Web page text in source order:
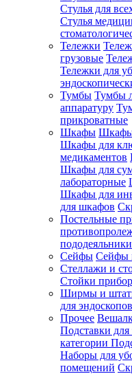
Стулья для
Стулья
Тележки
грузовые
Тележки для
Тумбы Тумбы
аппаратуру
прикроватные
Шкафы
Шкафы для
медикаментов
Шкафы для
лабораторные
Шкафы для
для шкафов
Постельные
пододеяльники
Сейфы Сейфы
Стеллажи и
Стойки
Ширмы и
для эндоскопов
Прочее
Подставки для
категории
Наборы для
помещений